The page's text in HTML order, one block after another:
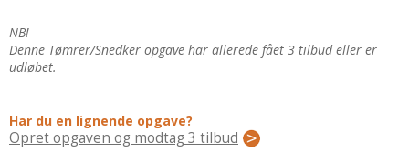
ELEKTRIKER
Regler Og Love
Om Materialer
NB!
Denne Tømrer/Snedker opgave har allerede fået 3 tilbud eller er
udløbet.
Har du en lignende opgave?
Opret opgaven og modtag 3 tilbud